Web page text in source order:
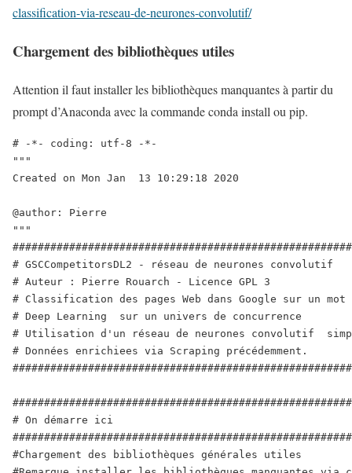
classification-via-reseau-de-neurones-convolutif/
Chargement des bibliothèques utiles
Attention il faut installer les bibliothèques manquantes à partir du
prompt d’Anaconda avec la commande conda install ou pip.
# -*- coding: utf-8 -*-
"""
Created on Mon Jan  13 10:29:18 2020
@author: Pierre
"""
# GSCCompetitorsDL2 - réseau de neurones convolutif
# Auteur : Pierre Rouarch - Licence GPL 3
# Classification des pages Web dans Google sur un
# Deep Learning  sur un univers de concurrence
# Utilisation d'un réseau de neurones convolutif
# Données enrichiees via Scraping précédemment.
# On démarre ici
#Chargement des bibliothèques générales utiles